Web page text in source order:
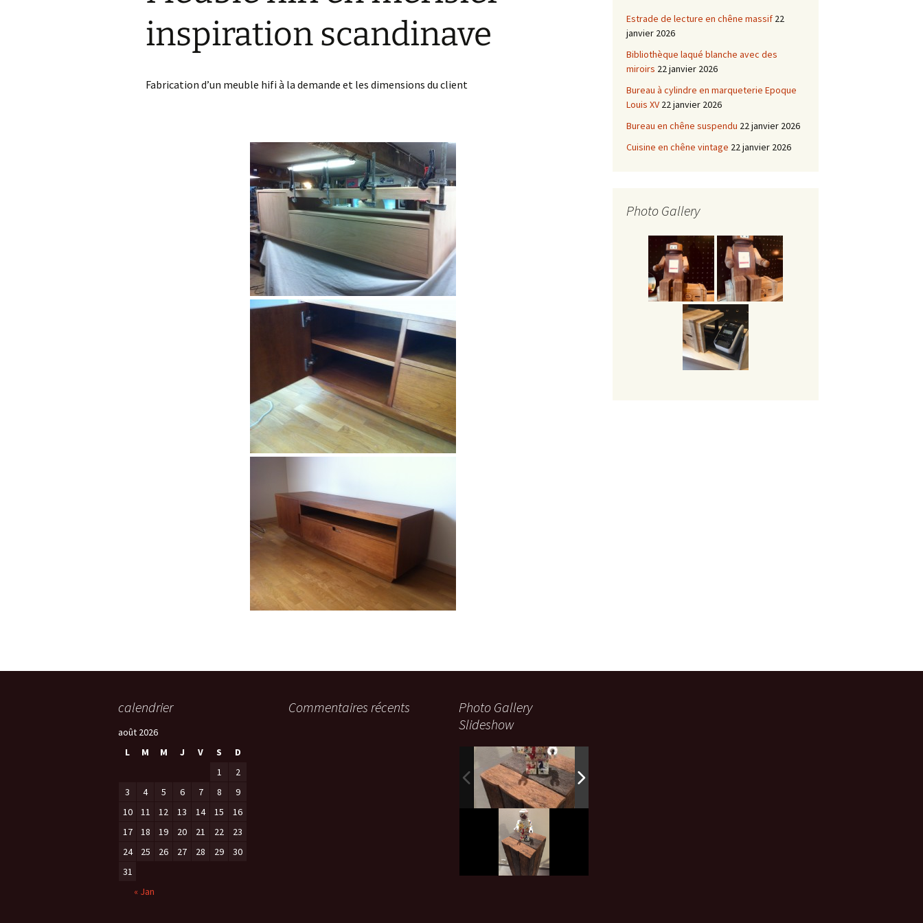
Tournage et Sculpture Ange en chêne
polychrome du 17ème
siècle
grand-bi
Table basse ecolo design
chêne
Banquettes de forme
courbé recouverte de
skaï
Canapé sur-mesure
Bibliotheque à deux
corps en chêne massif
Meuble hifi en merisier
inspiration scandinave
Meuble de toilette en
merisier massif
Prototype de
bibliothèque en chêne
Design mural
Meuble saxophone
Personnage Légo en
Frêne et Wengé
Meuble HIFI laqué blanc à
plateau en chêne massif
inspiration scandinave
Fabrication d’un meuble hifi à la demande et les dimensions du client
Estrade de lecture en chêne massif 22
janvier 2026
Bibliothèque laqué blanche avec des
miroirs 22 janvier 2026
Bureau à cylindre en marqueterie Epoque
Louis XV 22 janvier 2026
Bureau en chêne suspendu 22 janvier 2026
Cuisine en chêne vintage 22 janvier 2026
Photo Gallery
calendrier
août 2026
L
M M J V S
D
1
2
3
4 5 6 7 8
9
10
11 12 13 14 15
16
17
18 19 20 21 22
23
24
25 26 27 28 29
30
31
« Jan
Commentaires récents
Photo Gallery
Slideshow